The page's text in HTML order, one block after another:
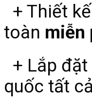
+ Thiết
toàn miễn
+ Lắp đặt
quốc tất